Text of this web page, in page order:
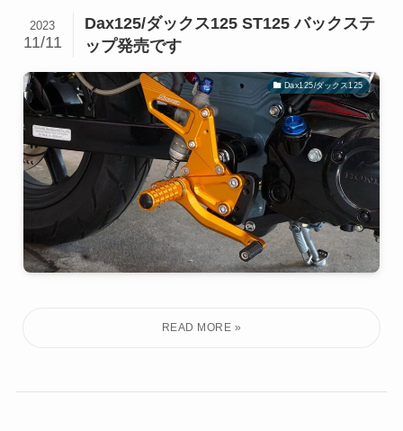
Dax125/ダックス125 ST125 バックステ
ップ発売です
2023
11/11
Dax125/ダックス125